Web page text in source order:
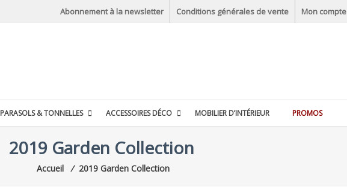
Abonnement à la newsletter Conditions générales de vente Mon compte
PARASOLS & TONNELLES ACCESSOIRES DÉCO MOBILIER D’INTÉRIEUR PROMOS
2019 Garden Collection
Accueil ⁄ 2019 Garden Collection